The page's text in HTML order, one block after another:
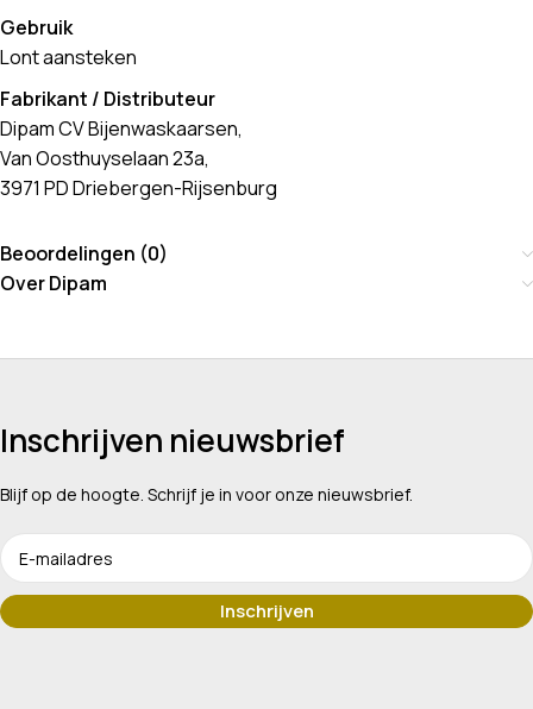
Gebruik
Lont aansteken
Fabrikant / Distributeur
Dipam CV Bijenwaskaarsen,
Van Oosthuyselaan 23a,
3971 PD Driebergen-Rijsenburg
Beoordelingen (0)
Over Dipam
Inschrijven nieuwsbrief
Blijf op de hoogte. Schrijf je in voor onze nieuwsbrief.